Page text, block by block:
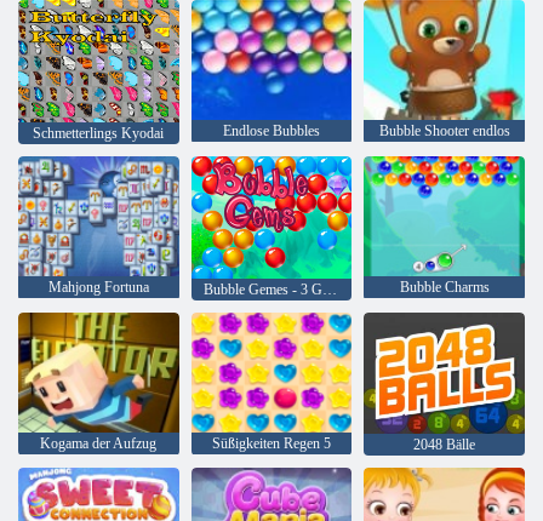
Schmetterlings Kyodai Endlose Bubbles Bubble Shooter endlos
Mahjong Fortuna Bubble Charms
Kogama der Aufzug Süßigkeiten Regen 5 2048 Bälle